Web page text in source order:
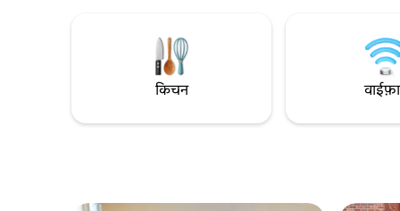
BBQ - कश्ती - मछली पकड़ना - कैनो - मुफ़्त पार्किंग
किचन